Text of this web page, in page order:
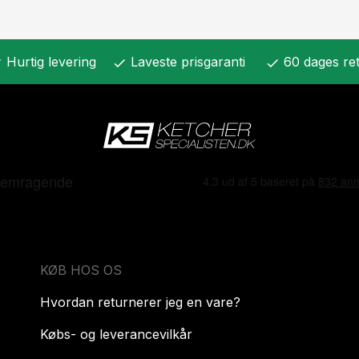
Hurtig levering check Laveste prisgaranti check 60 dages
KØB HOS OS
Hvordan returnerer jeg en vare?
Købs- og leverancevilkår